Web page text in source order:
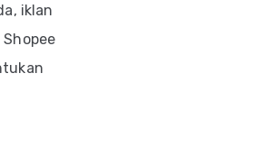
iklan